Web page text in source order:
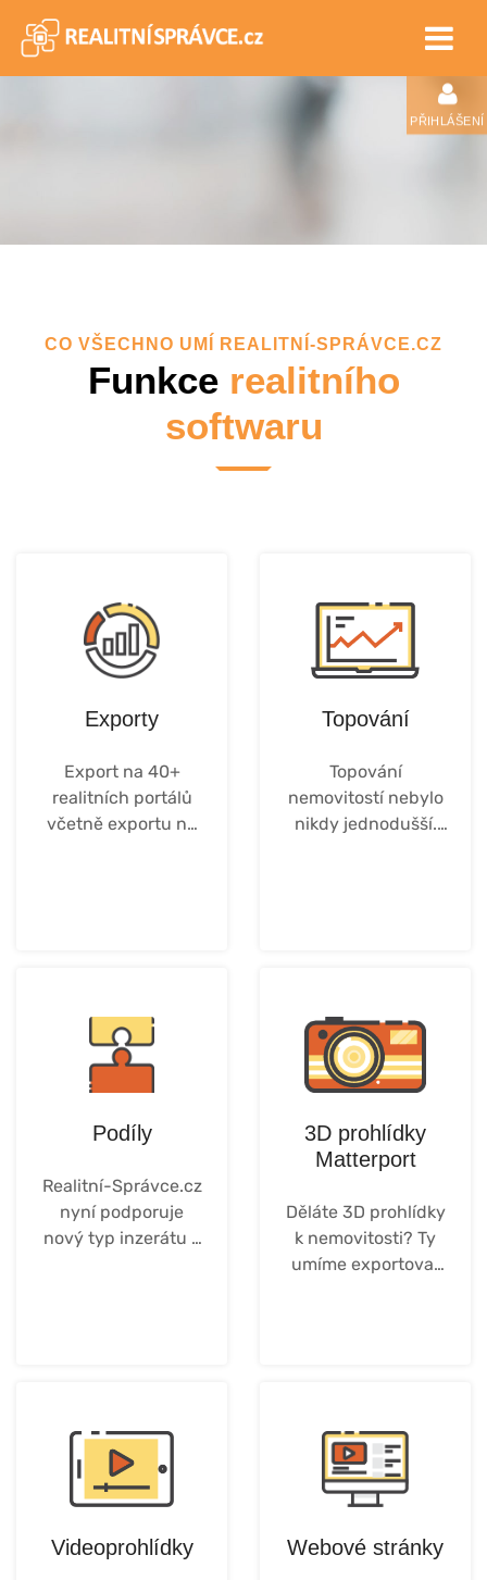
PŘIHLÁŠENÍ
CO VŠECHNO UMÍ REALITNÍ-SPRÁVCE.CZ
Funkce realitního
softwaru
Exporty
Export na 40+
realitních portálů
včetně exportu na
Topování
Topování
nemovitostí nebylo
nikdy jednodušší.
Podíly
Realitní-Správce.cz
nyní podporuje
nový typ inzerátu a
3D prohlídky
Matterport
Děláte 3D prohlídky
k nemovitosti? Ty
umíme exportovat
Videoprohlídky Webové stránky